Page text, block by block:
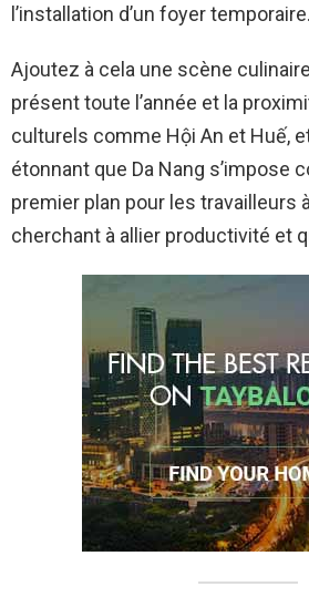
l’installation d’un foyer temporaire.
Ajoutez à cela une scène
présent toute l’année et la
culturels comme Hội An et Huế,
étonnant que Da Nang s’impose
premier plan pour les travailleurs
cherchant à allier productivité et